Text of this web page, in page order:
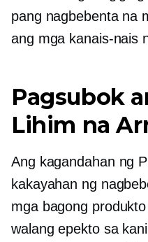
pang nagbebenta na
ang mga kanais-nais
Pagsubok
Lihim na
Ang kagandahan ng
kakayahan ng
mga bagong
walang epekto sa